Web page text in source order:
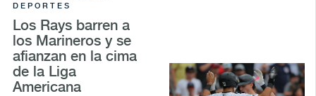
DEPORTES
Los Rays barren a
los Marineros y se
afianzan en la cima
de la Liga
Americana